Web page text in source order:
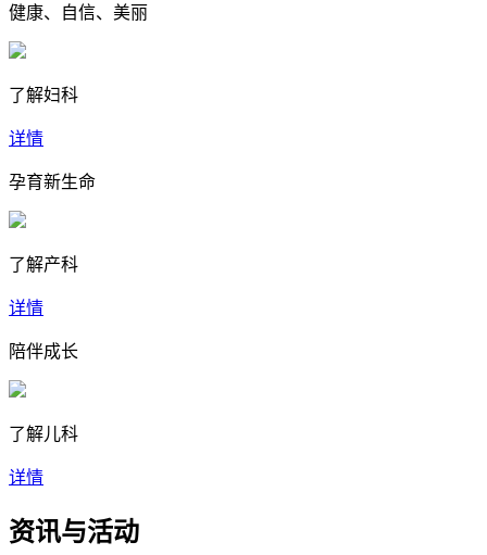
健康、自信、美丽
了解妇科
详情
孕育新生命
了解产科
详情
陪伴成长
了解儿科
详情
资讯与活动